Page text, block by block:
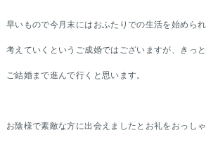
早いもので今月末にはおふたりでの生活を始めら
考えていくというご成婚ではございますが、きっ
ご結婚まで進んで行くと思います。
お陰様で素敵な方に出会えましたとお礼をおっし